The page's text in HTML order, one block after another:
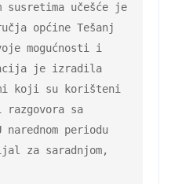
susretima učešće je
općine Tešanj
mogućnosti i
je izradila
koji su korišteni
sa
periodu
za saradnjom,